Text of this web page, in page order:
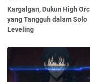
Kargalgan, Dukun High Orc
yang Tangguh dalam Solo
Leveling